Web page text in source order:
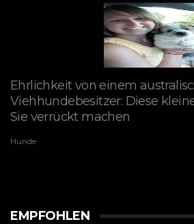
Ehrlichkeit von einem
Viehhundebesitzer: Diese
Sie verrückt machen
Hunde
EMPFOHLEN